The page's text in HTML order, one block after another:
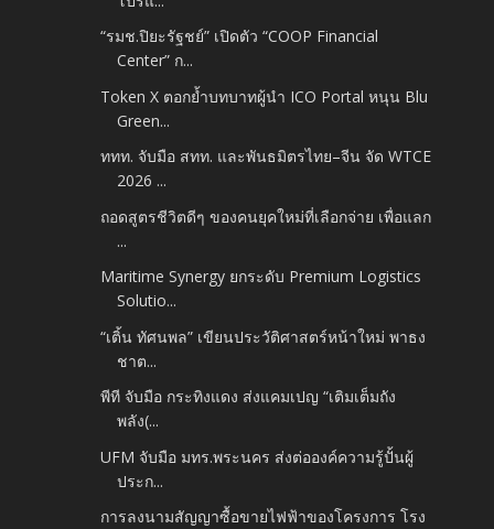
“รมช.ปิยะรัฐชย์” เปิดตัว “COOP Financial
Center” ก...
Token X ตอกย้ำบทบาทผู้นำ ICO Portal หนุน Blu
Green...
ททท. จับมือ สทท. และพันธมิตรไทย–จีน จัด WTCE
2026 ...
ถอดสูตรชีวิตดีๆ ของคนยุคใหม่ที่เลือกจ่าย เพื่อแลก
...
Maritime Synergy ยกระดับ Premium Logistics
Solutio...
“เติ้น ทัศนพล” เขียนประวัติศาสตร์หน้าใหม่​ พาธง
ชาต...
พีที จับมือ กระทิงแดง ส่งแคมเปญ “เติมเต็มถัง
พลัง(...
UFM จับมือ มทร.พระนคร ส่งต่อองค์ความรู้ปั้นผู้
ประก...
การลงนามสัญญาซื้อขายไฟฟ้าของโครงการ โรง